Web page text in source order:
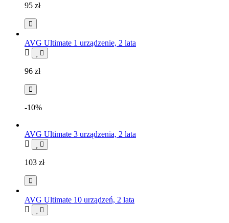
95 zł
AVG Ultimate 1 urządzenie, 2 lata
96 zł
-10%
AVG Ultimate 3 urządzenia, 2 lata
103 zł
AVG Ultimate 10 urządzeń, 2 lata